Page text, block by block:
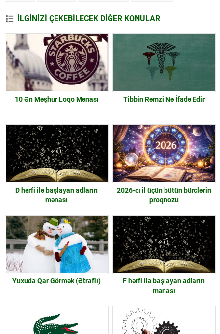
İLGİNİZİ ÇEKEBİLECEK DİĞER KONULAR
10 Ən Məşhur Loqo Mənası Tibbin Rəmzi Nə İfadə Edir
D hərfi ilə başlayan adların
mənası
2026-cı il üçün bütün bürclərin
proqnozu
Yuxuda Qar Görmək (Ətraflı)
F hərfi ilə başlayan adların
mənası